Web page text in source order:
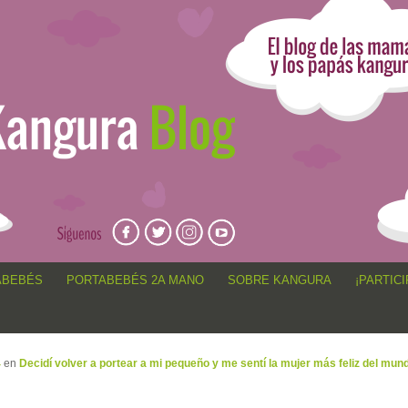
anécdotas de porteo, sorteos, concursos, artículos,
PORTABEBÉS 2A MANO SOBRE KANGURA
en Decidí volver a portear a mi pequeño y me sentí la mujer más feliz del